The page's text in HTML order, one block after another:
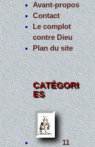
Avant-propos
Contact
Le complot
contre Dieu
Plan du site
CATÉGORI
ES
11